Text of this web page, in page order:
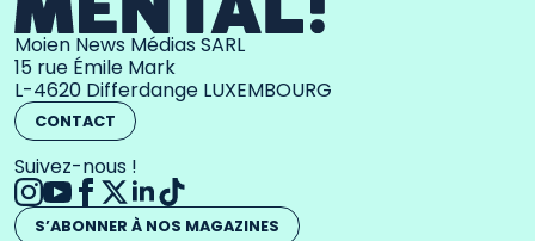
Moien News Médias SARL
15 rue Émile Mark
L-4620 Differdange LUXEMBOURG
CONTACT
Suivez-nous !
S’ABONNER À NOS MAGAZINES